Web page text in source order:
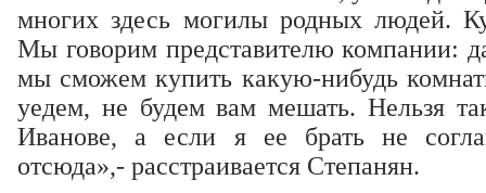
многих здесь могилы родных людей.
Мы говорим представителю компании:
мы сможем купить какую-нибудь
уедем, не будем вам мешать. Нельзя
Иванове, а если я ее брать не
отсюда»,- расстраивается Степанян.